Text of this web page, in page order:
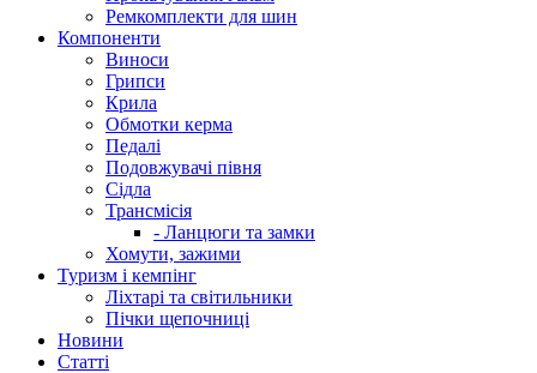
Ремкомплекти для шин
Компоненти
Виноси
Грипси
Крила
Обмотки керма
Педалі
Подовжувачі півня
Сідла
Трансмісія
- Ланцюги та замки
Хомути, зажими
Туризм і кемпінг
Ліхтарі та світильники
Пічки щепочниці
Новини
Статті